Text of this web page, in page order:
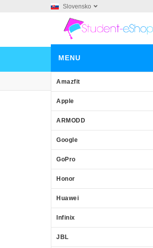
Slovensko
MENU
Amazfit
Apple
ARMODD
Google
GoPro
Honor
Huawei
Infinix
JBL